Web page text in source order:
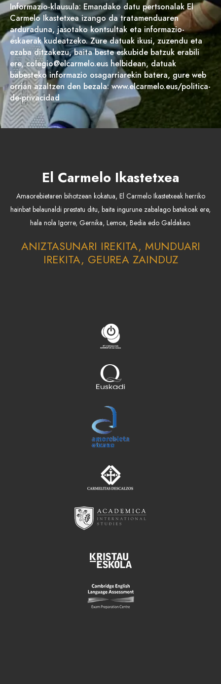
Informazio-klausula: Emandako datu pertsonalak El
Carmelo Ikastetxea izango da tratamenduaren
arduraduna, jasotako kontsultak eta informazio-
eskaerak kudeatzeko. Zure datuak ikusi, zuzendu eta
ezaba ditzakezu, baita beste eskubide batzuk erabili
ere, colegio@elcarmelo.eus helbidean, datuak
babesteko informazio osagarriarekin batera, gure web
orrian azaltzen den bezala: www.elcarmelo.eus/politica-
de-privacidad
El Carmelo Ikastetxea
Amaorebietaren bihotzean kokatua, El Carmelo Ikastetxeak herriko
hainbat belaunaldi prestatu ditu, baita ingurune zabalago batekoak ere,
hala nola Igorre, Gernika, Lemoa, Bedia edo Galdakao.
ANIZTASUNARI IREKITA, MUNDUARI
IREKITA, GEUREA ZAINDUZ